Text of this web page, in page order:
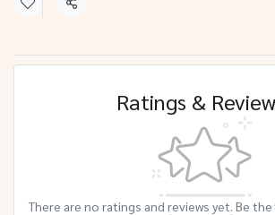
Share
Ratings &
There are no ratings and reviews yet. Be